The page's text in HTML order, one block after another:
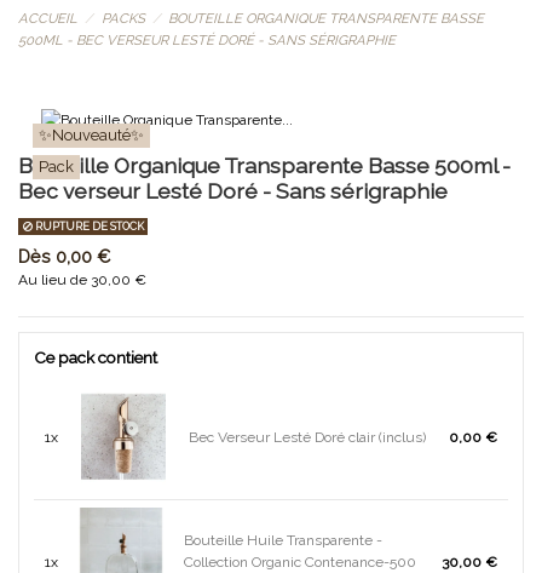
ACCUEIL PACKS
BOUTEILLE ORGANIQUE TRANSPARENTE BASSE
500ML - BEC VERSEUR LESTÉ DORÉ - SANS SÉRIGRAPHIE
✨Nouveauté✨
Pack
Bouteille Organique Transparente Basse 500ml -
Bec verseur Lesté Doré - Sans sérigraphie
RUPTURE DE STOCK
Dès 0,00 €
Au lieu de 30,00 €
Ce pack contient
1x Bec Verseur Lesté Doré clair (inclus) 0,00 €
1x
Bouteille Huile Transparente -
Collection Organic Contenance-500
30,00 €